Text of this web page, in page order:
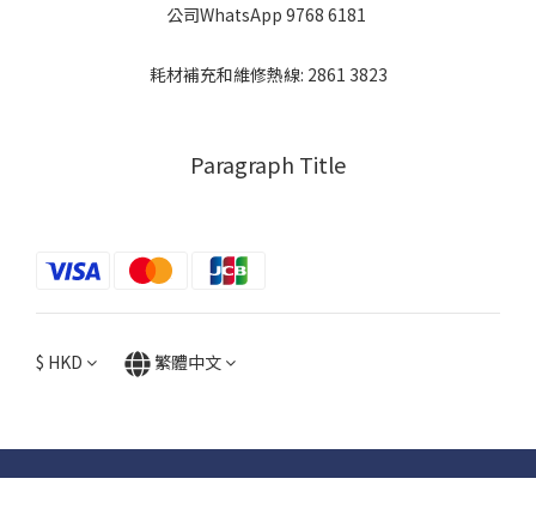
公司WhatsApp 9768 6181
耗材補充和維修熱線: 2861 3823
Paragraph Title
$ HKD 繁體中文